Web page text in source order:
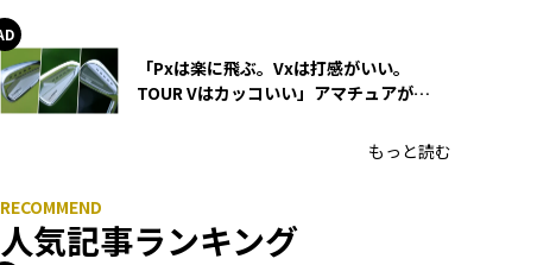
「Pxは楽に飛ぶ。Vxは打感がいい。
TOUR Vはカッコいい」アマチュアが選
もっと読む
人気記事ランキング